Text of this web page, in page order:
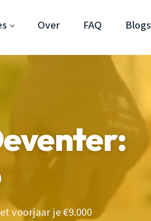
Over FAQ Blogs
voorjaar je €9.000